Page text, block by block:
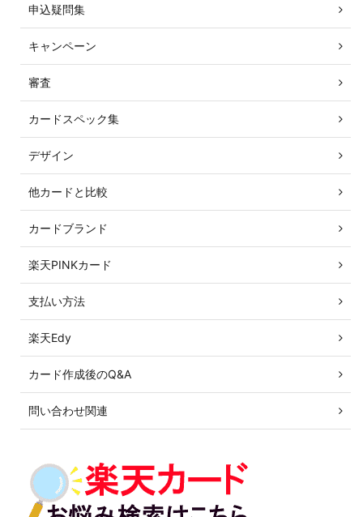
申込疑問集
キャンペーン
審査
カードスペック集
デザイン
他カードと比較
カードブランド
楽天PINKカード
支払い方法
楽天Edy
カード作成後のQ&A
問い合わせ関連